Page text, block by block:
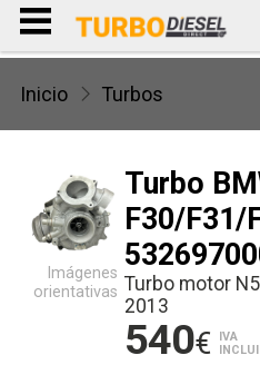
Inicio Turbos
Turbo
F30/F31/
Turbo motor
2013
540€
IVA
Imágenes
orientativas